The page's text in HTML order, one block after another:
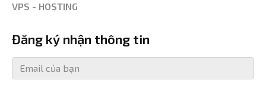
VPS - HOSTING
Đăng ký nhận thông tin